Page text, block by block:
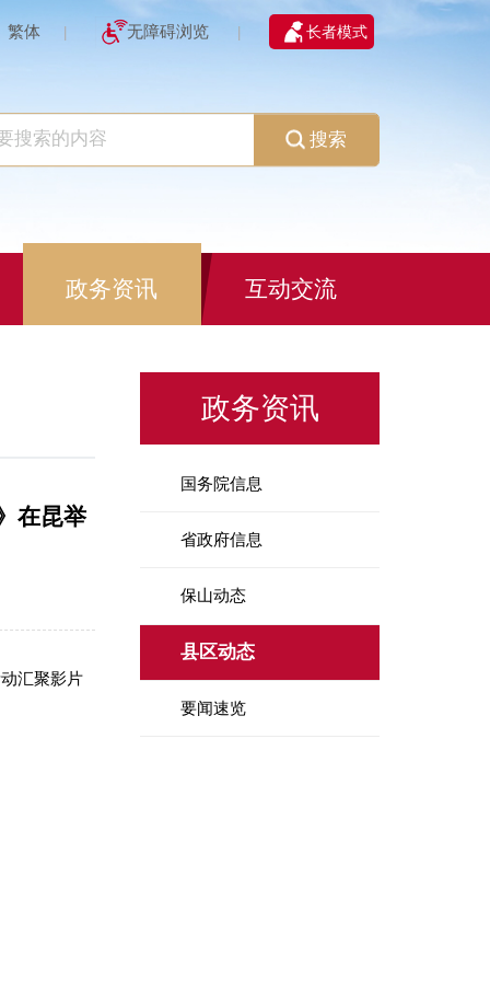
繁体 | 无障碍浏览 | 长者模式
搜索
政务资讯 互动交流
政务资讯
国务院信息
省政府信息
保山动态
县区动态
要闻速览
在昆举
汇聚影片